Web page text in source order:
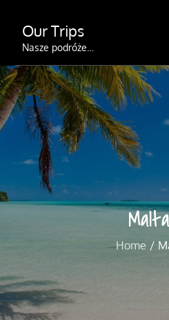
content
Our Trips
Nasze podróże…
Home